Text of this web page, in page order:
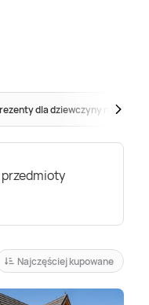
dla dziewczyny na
Najczęściej kupowane